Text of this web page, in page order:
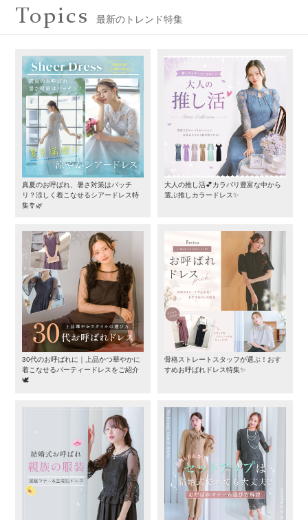
Topics 最新のトレンド特集
真夏のお呼ばれ、暑さ対策はバッチ
リ？涼しく着こなせるシアードレス特
集🎐🌿
大人の推し活💕カラバリ豊富な中から
選ぶ推しカラードレス✨
30代のお呼ばれに｜上品かつ華やかに
着こなせるパーティードレスをご紹介
🕊️
骨格ストレートスタッフが選ぶ！おす
すめお呼ばれドレス特集✨